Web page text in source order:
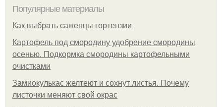
Популярные материалы
Как выбрать саженцы гортензии
Картофель под смородину удобрение смородины
осенью. Подкормка смородины картофельными
очистками
Замиокулькас желтеют и сохнут листья. Почему
листочки меняют свой окрас